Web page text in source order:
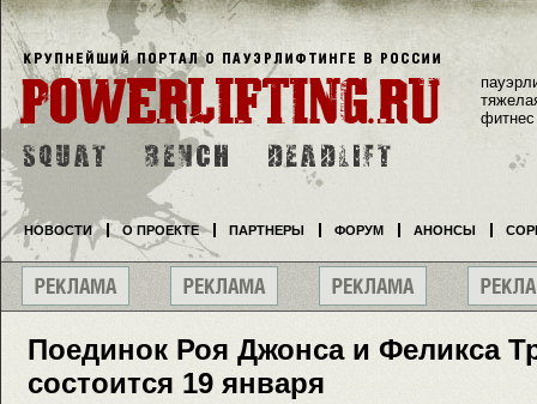
Поединок Роя Джонса и Феликса
состоится 19 января
фитнес
НОВОСТИ О ПРОЕКТЕ ПАРТНЕРЫ ФОРУМ АНОНСЫ